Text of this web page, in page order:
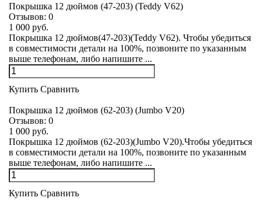
Покрышка 12 дюймов (47-203) (Teddy V62)
Отзывов: 0
1 000 руб.
Покрышка 12 дюймов(47-203)(Teddy V62). Чтобы убедиться
в совместимости детали на 100%, позвоните по указанным
выше телефонам, либо напишите ...
Купить Сравнить
Покрышка 12 дюймов (62-203) (Jumbo V20)
Отзывов: 0
1 000 руб.
Покрышка 12 дюймов (62-203)(Jumbo V20).Чтобы убедиться
в совместимости детали на 100%, позвоните по указанным
выше телефонам, либо напишите ...
Купить Сравнить